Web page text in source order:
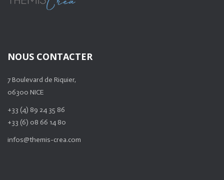
NOUS CONTACTER
7 Boulevard de Riquier,
06300 NICE
+33 (4) 89 24 35 86
+33 (6) 08 66 14 80
infos@themis-crea.com